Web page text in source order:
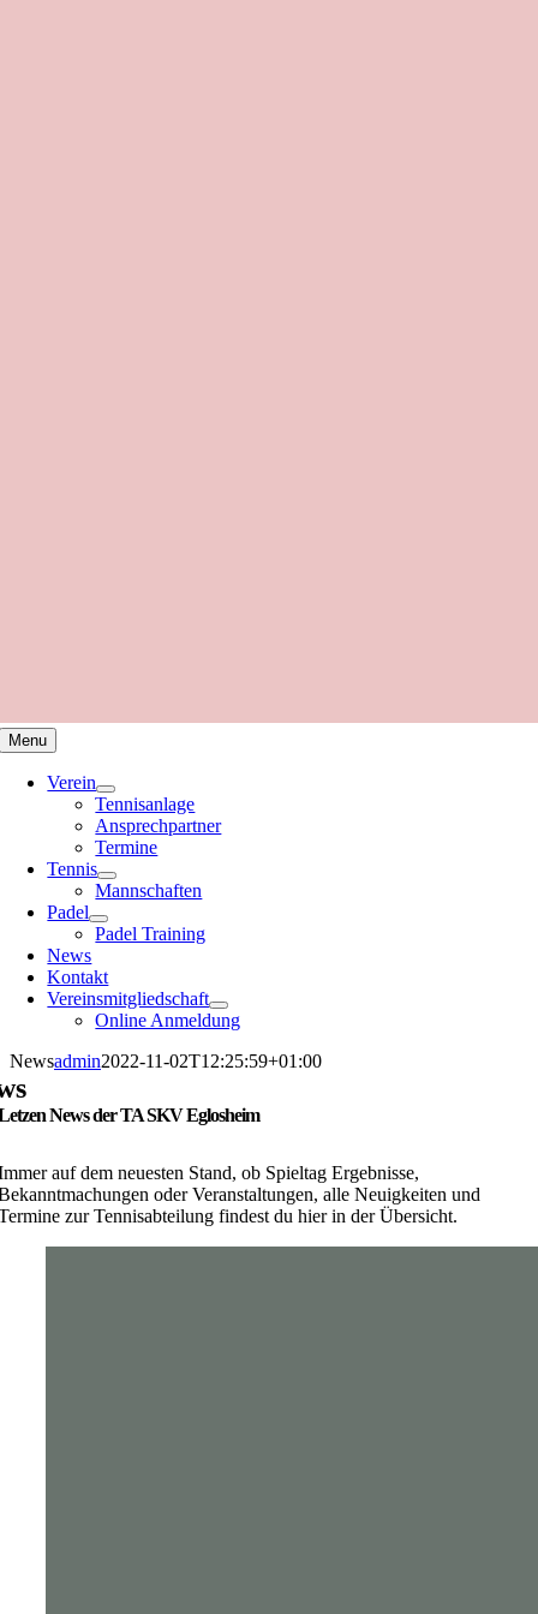
Menu
Verein
Tennisanlage
Ansprechpartner
Termine
Tennis
Mannschaften
Padel
Padel Training
News
Kontakt
Vereinsmitgliedschaft
Online Anmeldung
Newsadmin2022-11-02T12:25:59+01:00
News der TA SKV Eglosheim
auf dem neuesten Stand, ob Spieltag Ergebnisse,
oder Veranstaltungen, alle Neuigkeiten und
zur Tennisabteilung findest du hier in der Übersicht.